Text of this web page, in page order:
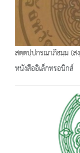
สตฺตปฺปกรณาภิธมฺม (
หนังสืออิเล็กทรอนิกส์